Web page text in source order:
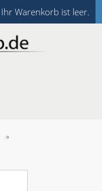
Ihr Warenkorb ist leer.
»